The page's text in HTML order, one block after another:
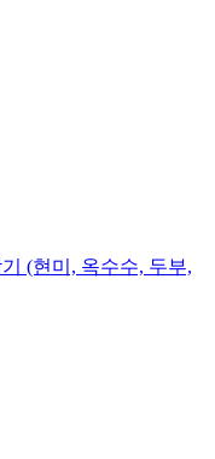
(현미, 옥수수, 두부,